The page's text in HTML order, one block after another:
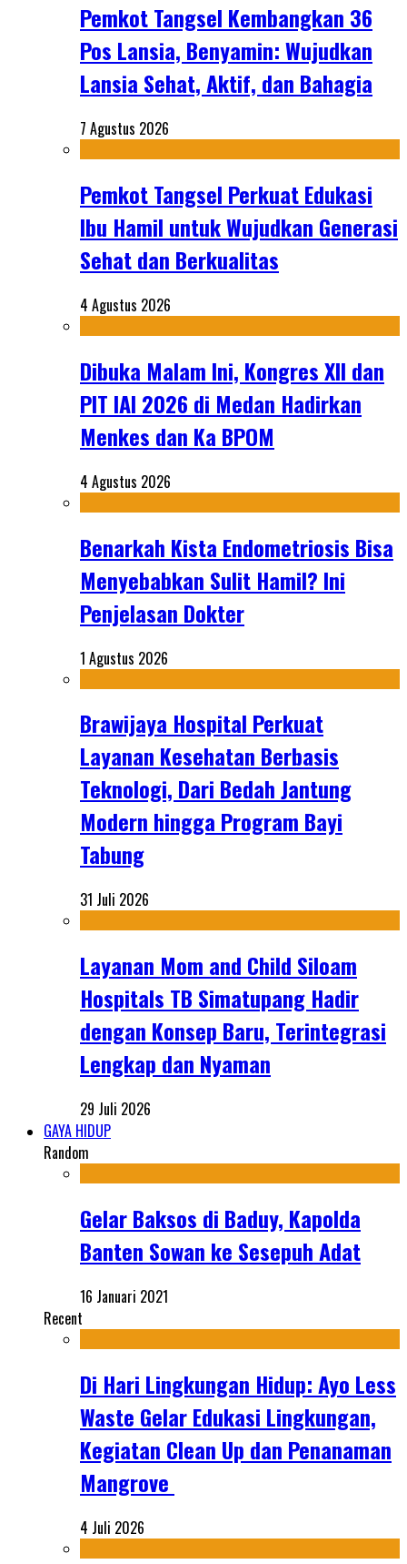
Pemkot Tangsel Kembangkan 36
Pos Lansia, Benyamin: Wujudkan
Lansia Sehat, Aktif, dan Bahagia
7 Agustus 2026
Pemkot Tangsel Perkuat Edukasi
Ibu Hamil untuk Wujudkan Generasi
Sehat dan Berkualitas
4 Agustus 2026
Dibuka Malam Ini, Kongres XII dan
PIT IAI 2026 di Medan Hadirkan
Menkes dan Ka BPOM
4 Agustus 2026
Benarkah Kista Endometriosis Bisa
Menyebabkan Sulit Hamil? Ini
Penjelasan Dokter
1 Agustus 2026
Brawijaya Hospital Perkuat
Layanan Kesehatan Berbasis
Teknologi, Dari Bedah Jantung
Modern hingga Program Bayi
Tabung
31 Juli 2026
Layanan Mom and Child Siloam
Hospitals TB Simatupang Hadir
dengan Konsep Baru, Terintegrasi
Lengkap dan Nyaman
29 Juli 2026
GAYA HIDUP
Random
Gelar Baksos di Baduy, Kapolda
Banten Sowan ke Sesepuh Adat
16 Januari 2021
Recent
Di Hari Lingkungan Hidup: Ayo Less
Waste Gelar Edukasi Lingkungan,
Kegiatan Clean Up dan Penanaman
Mangrove
4 Juli 2026